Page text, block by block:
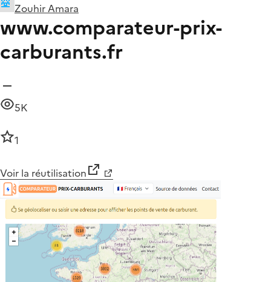
Zouhir Amara
www.comparateur-prix-
carburants.fr
5K
1
Voir la réutilisation